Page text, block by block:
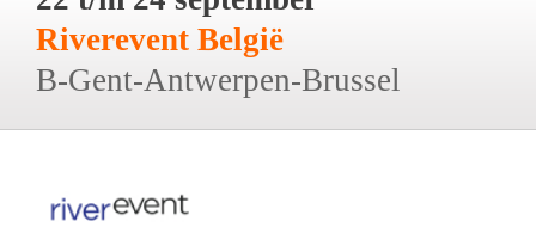
Riverevent België
B-Gent-Antwerpen-Brussel